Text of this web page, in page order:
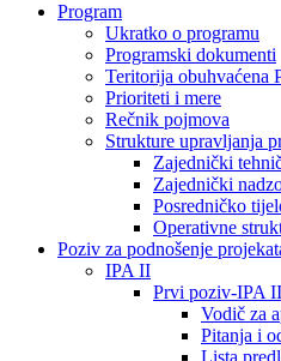
Program
Ukratko o programu
Programski dokumenti
Teritorija obuhvaćena
Prioriteti i mere
Rečnik pojmova
Strukture upravljanja
Zajednički
Zajednički
Posredničko
Operativne
Poziv za podnošenje
IPA II
Prvi poziv-IPA II
Vodič za
Pitanja i
Lista